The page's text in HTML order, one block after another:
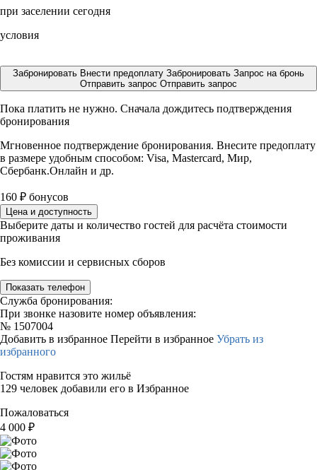
при заселении сегодня
условия
Забронировать Внести предоплату Забронировать Запрос на бронь
Отправить запрос Отправить запрос
Пока платить не нужно. Сначала дождитесь подтверждения
бронирования
Мгновенное подтверждение бронирования. Внесите предоплату
в размере удобным способом: Visa, Mastercard, Мир,
Сбербанк.Онлайн и др.
160 ₽ бонусов
Цена и доступность
Выберите даты и количество гостей для расчёта стоимости
проживания
Без комиссии и сервисных сборов
Показать телефон
Служба бронирования:
При звонке назовите номер объявления:
№ 1507004
Добавить в избранное Перейти в избранное Убрать из
избранного
Гостям нравится это жильё
129 человек добавили его в Избранное
Пожаловаться
4 000 ₽